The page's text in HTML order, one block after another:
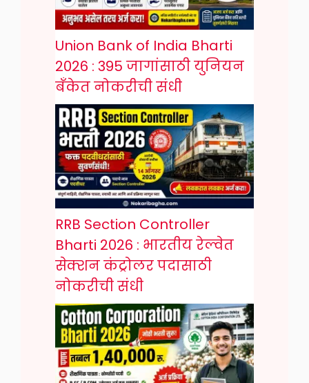
Union Bank of India Bharti
2026 : 395 जागांसाठी युनियन
बँकेत नोकरीची संधी
RRB Section Controller
Bharti 2026 : भारतीय रेल्वेत
सेक्शन कंट्रोलर पदासाठी
नोकरीची संधी